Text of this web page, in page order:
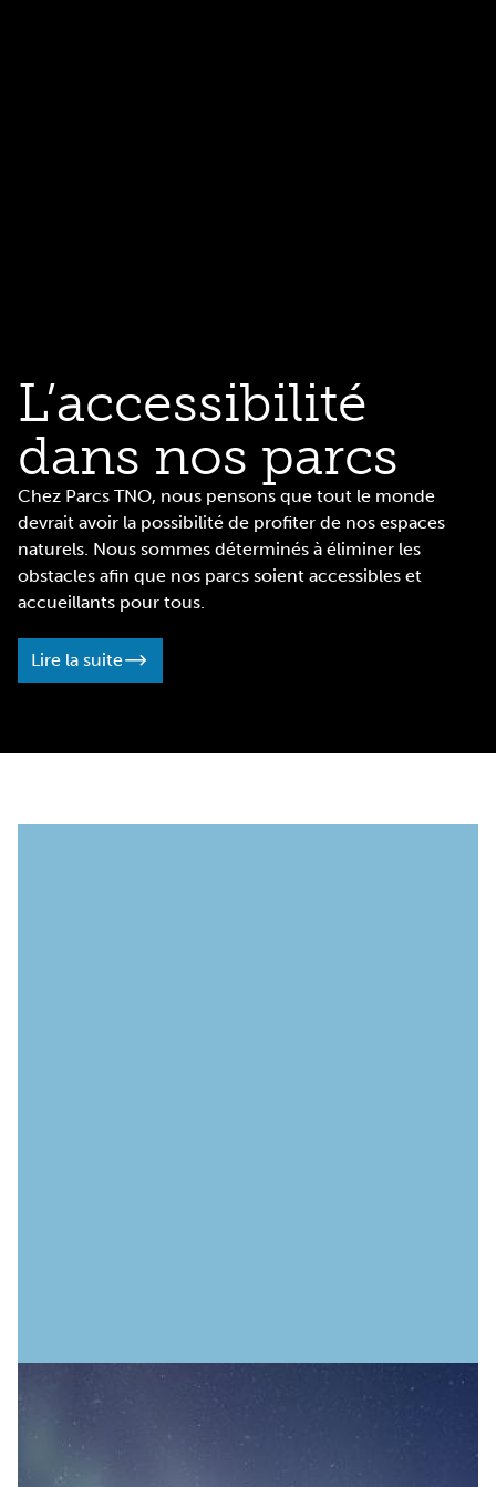
L’accessibilité
dans nos parcs
Chez Parcs TNO, nous pensons que tout le monde
devrait avoir la possibilité de profiter de nos espaces
naturels. Nous sommes déterminés à éliminer les
obstacles afin que nos parcs soient accessibles et
accueillants pour tous.
Lire la suite
SONDAGE AUPRÈS DES VISITEURS ET FAITS MARQUANTS
Rapports et sondages